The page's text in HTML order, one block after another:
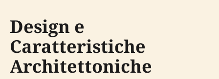
Design e
Caratteristiche
Architettoniche